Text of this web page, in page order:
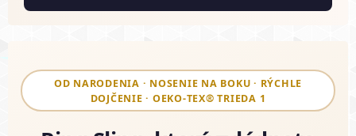
OD NARODENIA · NOSENIE NA BOKU · RÝCHLE
DOJČENIE · OEKO-TEX® TRIEDA 1